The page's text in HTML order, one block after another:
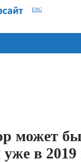
ENG
может
в 2019